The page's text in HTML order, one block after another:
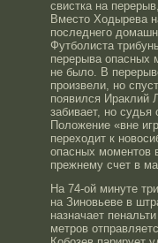
свистка на
Вместо Ходырева
последнего
Футболиста
перерыва опасных
не было. В
произвели, но
появился Ираклий
забивает, но судья
Положение «вне
переходит к
опасных моментов
прежнему счет в
На 74-ой минуте
на Зиновьеве в
назначает
метров